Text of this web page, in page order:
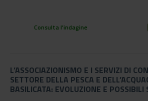
Consulta l'indagine
L’ASSOCIAZIONISMO E I SERVIZI DI
SETTORE DELLA PESCA E
BASILICATA: EVOLUZIONE E POSSIBILI